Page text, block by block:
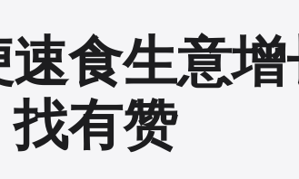
食生意
找有赞